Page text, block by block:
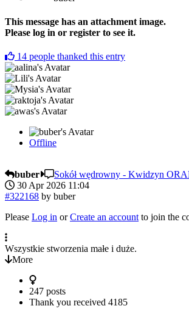
This message has an attachment image.
Please log in or register to see it.
14 people thanked this entry
Offline
buber
Sokół wędrowny - Kwidzyn
30 Apr 2026 11:04
#322168 by buber
Please Log in orCreate an account to join the
Wszystkie stworzenia małe i duże.
More
247 posts
Thank you received 4185